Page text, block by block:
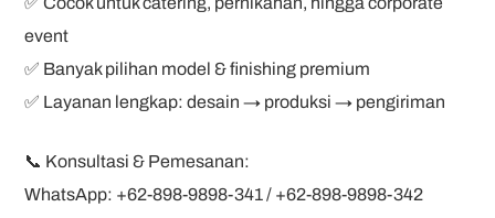
event
✅ Banyak pilihan model & finishing premium
✅ Layanan lengkap: desain → produksi → pengiriman
📞 Konsultasi & Pemesanan:
WhatsApp: +62-898-9898-341 / +62-898-9898-342